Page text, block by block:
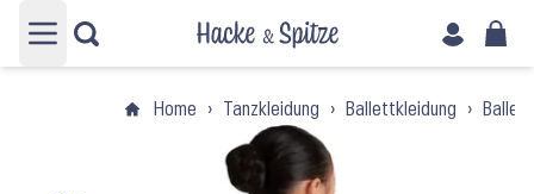
Hauptmenü öffnen
Home › Tanzkleidung › Ballettkleidung ›